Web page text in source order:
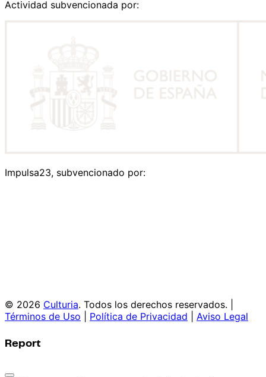
Actividad subvencionada por:
Impulsa23, subvencionado por:
© 2026 Culturia. Todos los derechos reservados. |
Términos de Uso
Política de Privacidad Aviso Legal
Report